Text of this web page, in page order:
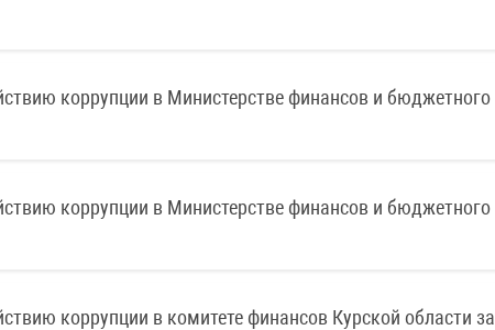
коррупции в Министерстве финансов и бюджетного
коррупции в Министерстве финансов и бюджетного
коррупции в комитете финансов Курской области за